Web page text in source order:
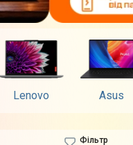
Lenovo Asus
Фільтр